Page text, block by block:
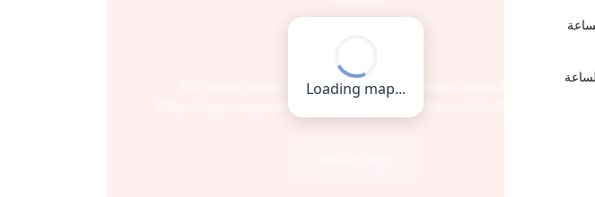
حتى الساعة
حتى الساعة